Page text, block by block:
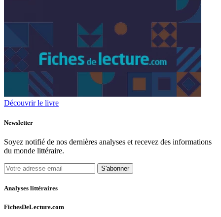
Découvrir le livre
Newsletter
Soyez notifié de nos dernières analyses et recevez des informations
du monde littéraire.
S'abonner
Analyses littéraires
FichesDeLecture.com